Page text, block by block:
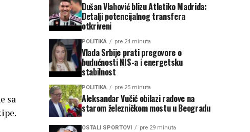
sa
Dušan Vlahović blizu Atletiko Madrida:
Detalji potencijalnog transfera
otkriveni
POLITIKA pre 24 minuta
Vlada Srbije prati pregovore o
budućnosti NIS-a i energetsku
stabilnost
POLITIKA pre 25 minuta
Aleksandar Vučić obilazi radove na
starom železničkom mostu u Beogradu
OSTALI SPORTOVI pre 29 minuta